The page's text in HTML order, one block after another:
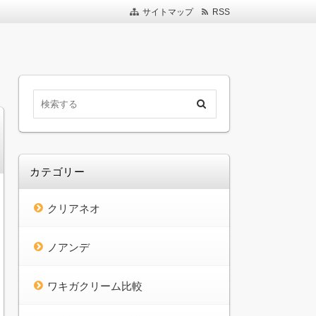
サイトマップ RSS
して決めよう！
、あなたにぴったりのワキガクリームを見つ
カテゴリー
クリアネオ
ノアンデ
ワキガクリーム比較